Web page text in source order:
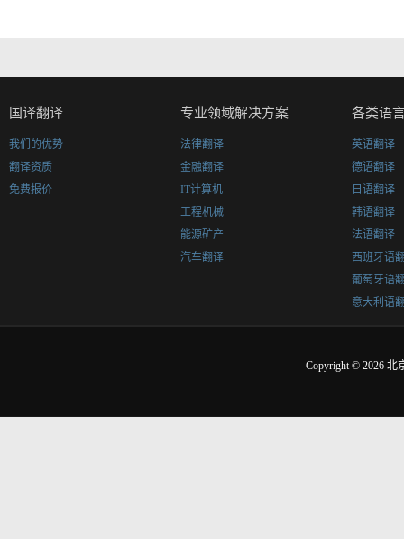
国译翻译
我们的优势
翻译资质
免费报价
专业领域解决方案
法律翻译
金融翻译
IT计算机
工程机械
能源矿产
汽车翻译
各类语
英语翻译
德语翻译
日语翻译
韩语翻译
法语翻译
西班牙语
葡萄牙语
意大利语
Copyright © 2026 北